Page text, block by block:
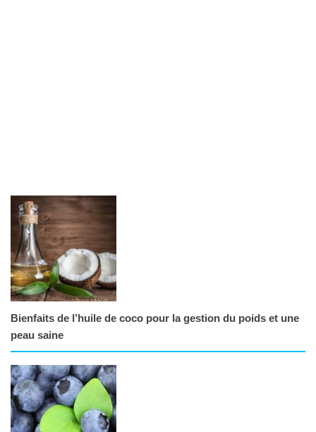
Bienfaits de l’huile de coco pour la gestion du poids et une
peau saine